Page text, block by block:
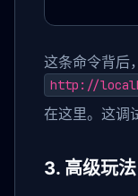
这条命令背后
http://
在这里。这调
3. 高级玩